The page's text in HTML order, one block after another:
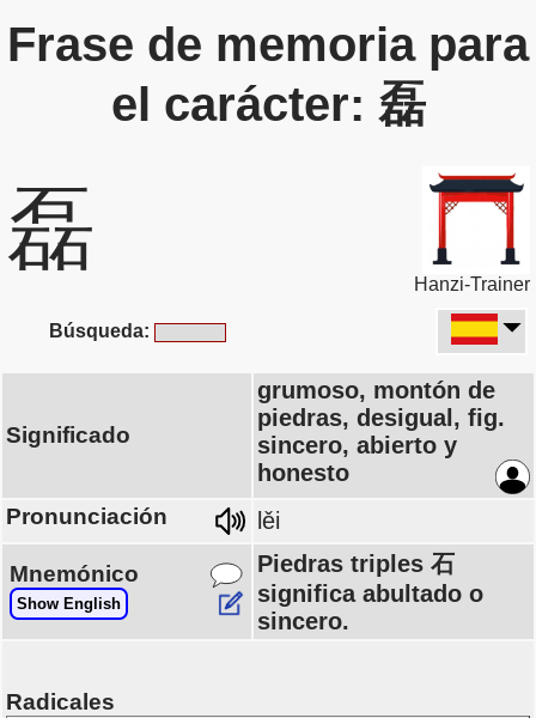
Frase de memoria para
el carácter: 磊
磊
Hanzi-Trainer
Búsqueda:
Significado
grumoso, montón de
piedras, desigual, fig.
sincero, abierto y
honesto
Pronunciación lěi
Mnemónico
Show English
Piedras triples 石
significa abultado o
sincero.
Radicales